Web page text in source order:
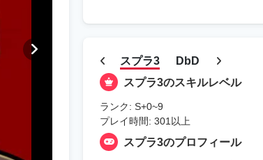
スプラ3
DbD
スプラ3のスキルレベル
ランク: S+0~9
プレイ時間: 301以上
スプラ3のプロフィール